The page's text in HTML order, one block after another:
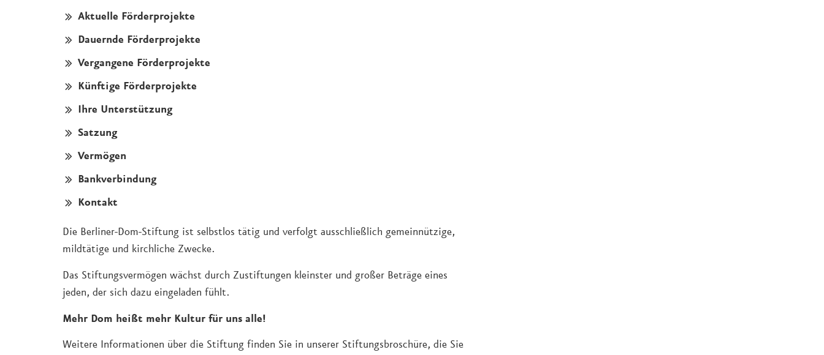
Aktuelle Förderprojekte
Dauernde Förderprojekte
Vergangene Förderprojekte
Künftige Förderprojekte
Ihre Unterstützung
Satzung
Vermögen
Bankverbindung
Kontakt
Die Berliner-Dom-Stiftung ist selbstlos tätig und verfolgt ausschließlich gemeinnützige,
mildtätige und kirchliche Zwecke.
Das Stiftungsvermögen wächst durch Zustiftungen kleinster und großer Beträge eines
jeden, der sich dazu eingeladen fühlt.
Mehr Dom heißt mehr Kultur für uns alle!
Weitere Informationen über die Stiftung finden Sie in unserer Stiftungsbroschüre, die Sie